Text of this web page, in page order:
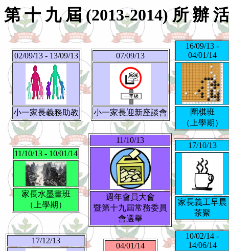
第 十 九 屆 (2013-2014) 所 辦
02/09/13 - 13/09/13
小一家長義務助教
07/09/13
小一家長迎新座談會
16/09/13 -
04/01/14
圍棋班
（上學期）
11/10/13 - 10/01/14
家長水墨畫班
（上學期）
11/10/13
週年會員大會
暨第十九屆常務委員
會選舉
17/10/13
家長義工早晨
茶聚
17/12/13
04/01/14
10/02/14 -
14/06/14